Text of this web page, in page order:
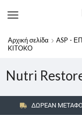
Αρχική σελίδα ASP -
KITOKO
Nutri
ΔΩΡΕΑΝ